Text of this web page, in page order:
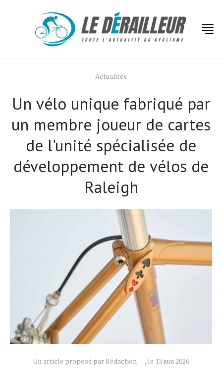
Actualités
Un vélo unique fabriqué par
un membre joueur de cartes
de l'unité spécialisée de
développement de vélos de
Raleigh
Un article proposé par Rédaction , le 13 juin 2026
Tests de produits
Conseils
Tendances
Tous nos articles